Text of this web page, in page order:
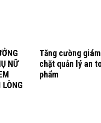
NỮ
Tăng cường
chặt quản lý an
phẩm